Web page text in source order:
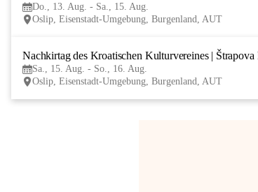
Do., 13. Aug. - Sa., 15. Aug.
Oslip, Eisenstadt-Umgebung, Burgenland, AUT
Nachkirtag des Kroatischen Kulturvereines | Štrapova
Sa., 15. Aug. - So., 16. Aug.
Oslip, Eisenstadt-Umgebung, Burgenland, AUT